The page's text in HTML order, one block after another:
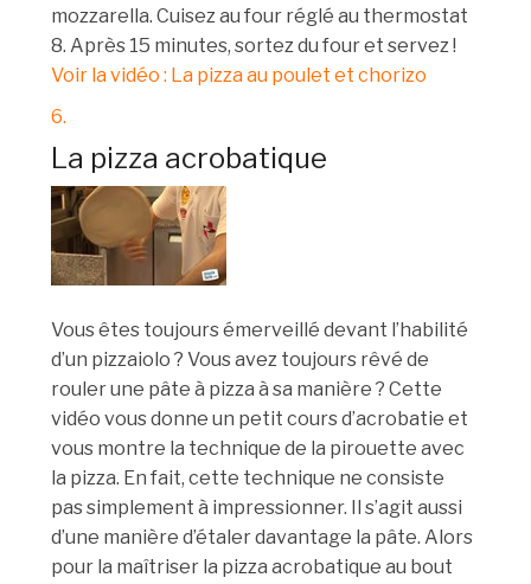
mozzarella. Cuisez au four réglé au thermostat
8. Après 15 minutes, sortez du four et servez !
Voir la vidéo : La pizza au poulet et chorizo
6.
La pizza acrobatique
Vous êtes toujours émerveillé devant l’habilité
d’un pizzaiolo ? Vous avez toujours rêvé de
rouler une pâte à pizza à sa manière ? Cette
vidéo vous donne un petit cours d’acrobatie et
vous montre la technique de la pirouette avec
la pizza. En fait, cette technique ne consiste
pas simplement à impressionner. Il s’agit aussi
d’une manière d’étaler davantage la pâte. Alors
pour la maîtriser la pizza acrobatique au bout